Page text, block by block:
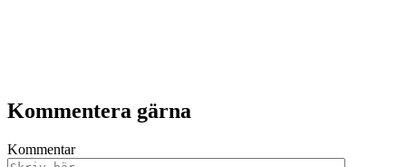
Kommentera gärna
Kommentar